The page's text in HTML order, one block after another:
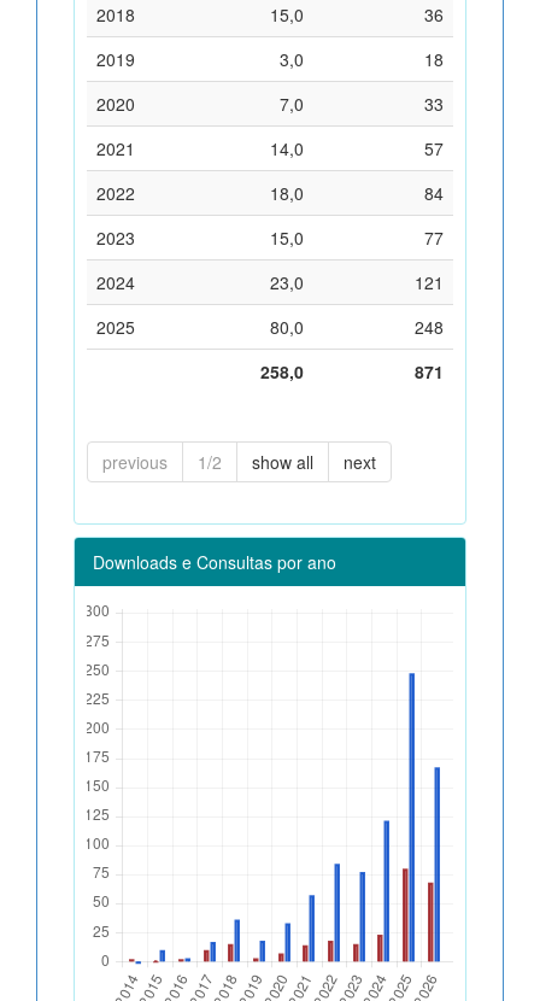
2018
15,0
36
2019
3,0
18
2020
7,0
33
2021
14,0
57
2022
18,0
84
2023
15,0
77
2024
23,0
121
2025
80,0
248
258,0
871
previous 1/2 show all next
Downloads e Consultas por ano